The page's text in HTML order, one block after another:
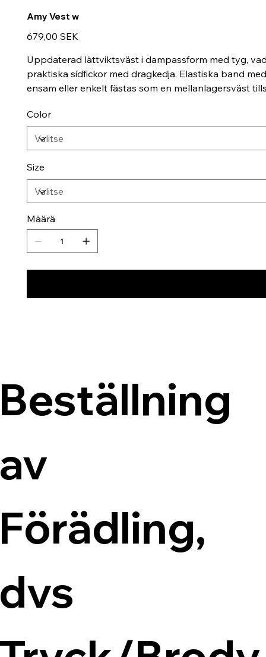
Amy Vest w
Hinta
679,00 SEK
Uppdaterad lättviktsväst i dampassform med tyg,
praktiska sidfickor med dragkedja. Elastiska band
ensam eller enkelt fästas som en mellanlagersväst
Color
Size
Määrä